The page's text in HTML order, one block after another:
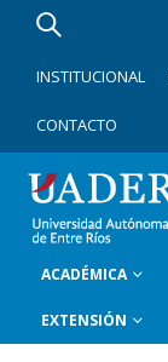
INSTITUCIONAL
CONTACTO
ACADÉMICA
EXTENSIÓN